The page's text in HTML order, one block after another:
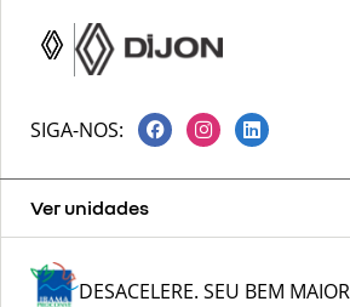
Ver unidades
SIGA-NOS:
DESACELERE. SEU BEM